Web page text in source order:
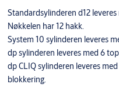
Standardsylinderen d12
Nøkkelen har 12 hakk.
System 10 sylinderen leveres
dp sylinderen leveres med 6
dp CLIQ sylinderen leveres
blokkering.